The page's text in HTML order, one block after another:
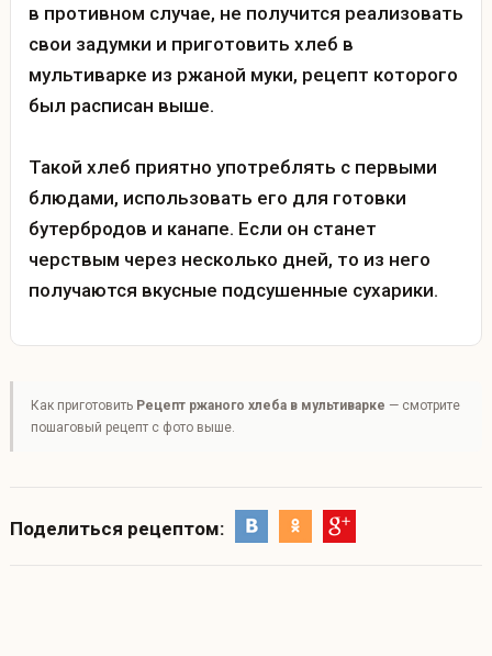
в противном случае, не получится реализовать
свои задумки и приготовить хлеб в
мультиварке из ржаной муки, рецепт которого
был расписан выше.
Такой хлеб приятно употреблять с первыми
блюдами, использовать его для готовки
бутербродов и канапе. Если он станет
черствым через несколько дней, то из него
получаются вкусные подсушенные сухарики.
Как приготовить Рецепт ржаного хлеба в мультиварке — смотрите
пошаговый рецепт с фото выше.
Поделиться рецептом: